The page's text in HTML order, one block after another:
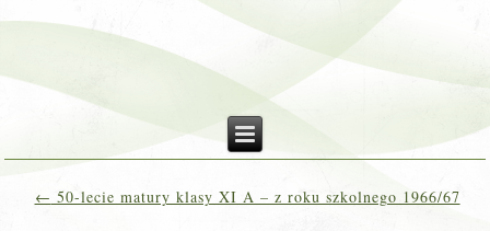
← 50-lecie matury klasy XI A – z roku szkolnego 1966/67